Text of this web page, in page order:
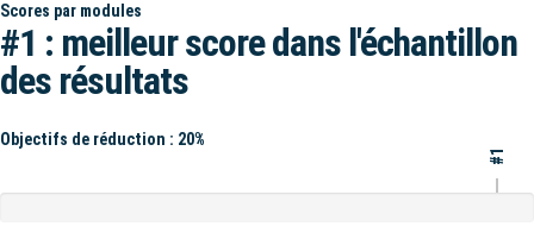
Scores par modules
#1 : meilleur score dans l'échantillon
des résultats
Objectifs de réduction : 20%
#1